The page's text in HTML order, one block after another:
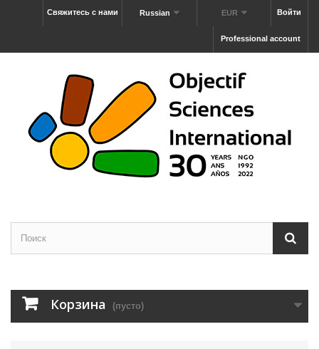
Войти
EUR
Russian
Свяжитесь с нами
Professional account
Корзина (пусто)